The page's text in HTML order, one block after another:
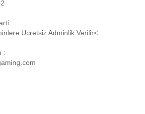
:
Ucretsiz Adminlik Verilir<
: